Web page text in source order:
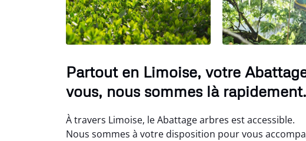
Partout en Limoise, votre
vous, nous sommes là rapidement.
À travers Limoise, le Abattage arbres est accessible.
Nous sommes à votre disposition pour vous